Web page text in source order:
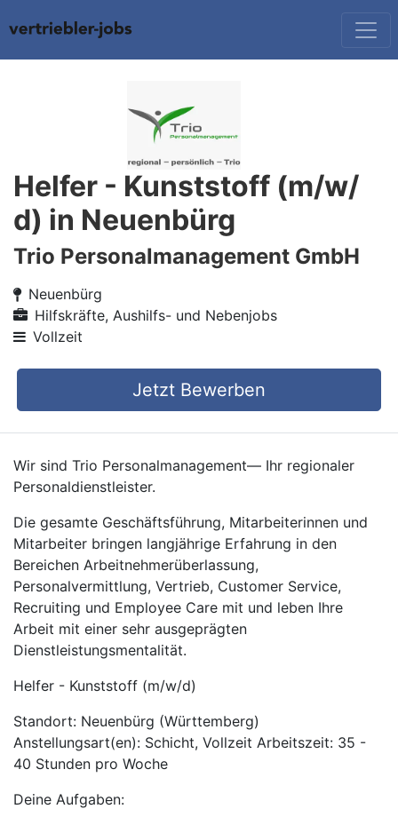
Helfer - Kunststoff (m/w/
d) in Neuenbürg
Trio Personalmanagement GmbH
Neuenbürg
Hilfskräfte, Aushilfs- und Nebenjobs
Vollzeit
Jetzt Bewerben
Wir sind Trio Personalmanagement— Ihr regionaler
Personaldienstleister.
Die gesamte Geschäftsführung, Mitarbeiterinnen und
Mitarbeiter bringen langjährige Erfahrung in den
Bereichen Arbeitnehmerüberlassung,
Personalvermittlung, Vertrieb, Customer Service,
Recruiting und Employee Care mit und leben Ihre
Arbeit mit einer sehr ausgeprägten
Dienstleistungsmentalität.
Helfer - Kunststoff (m/w/d)
Standort: Neuenbürg (Württemberg)
Anstellungsart(en): Schicht, Vollzeit Arbeitszeit: 35 -
40 Stunden pro Woche
Deine Aufgaben: